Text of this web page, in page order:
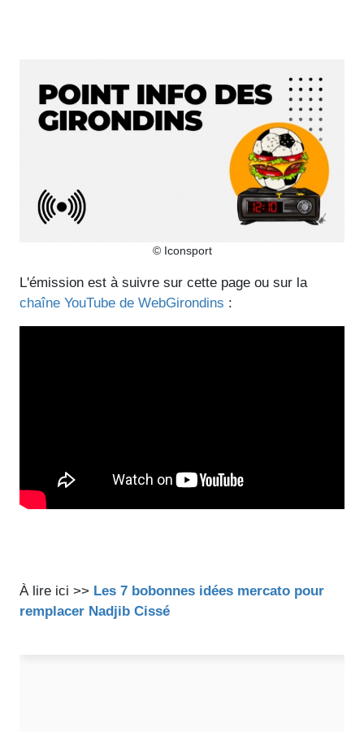
© Iconsport
L'émission est à suivre sur cette page ou sur la
chaîne YouTube de WebGirondins :
À lire ici >> Les 7 bobonnes idées mercato pour
remplacer Nadjib Cissé